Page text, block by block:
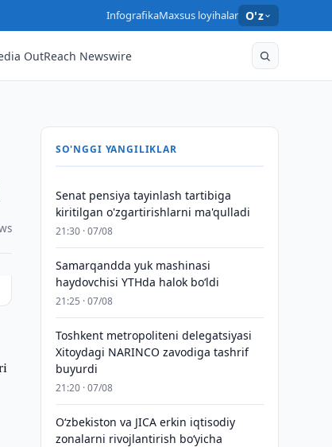
InfografikaMaxsus loyihalar O'z
OutReach Newswire
SO'NGGI YANGILIKLAR
Senat pensiya tayinlash tartibiga
kiritilgan o'zgartirishlarni ma'qulladi
21:30 · 07/08
Samarqandda yuk mashinasi
haydovchisi YTHda halok bo‘ldi
21:25 · 07/08
Toshkent metropoliteni delegatsiyasi
Xitoydagi NARINCO zavodiga tashrif
buyurdi
21:20 · 07/08
Oʻzbekiston va JICA erkin iqtisodiy
zonalarni rivojlantirish boʻyicha